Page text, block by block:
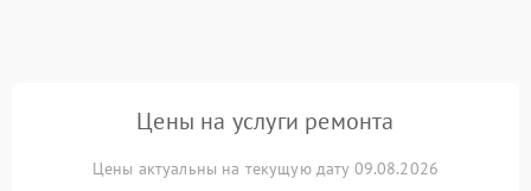
Цены на услуги ремонта
Цены актуальны на текущую дату 09.08.2026